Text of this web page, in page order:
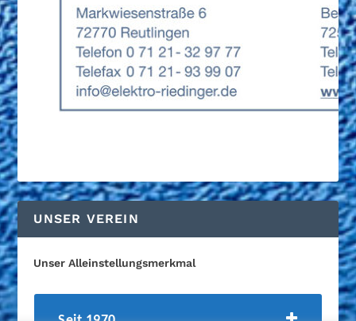
UNSER VEREIN
Unser Alleinstellungsmerkmal